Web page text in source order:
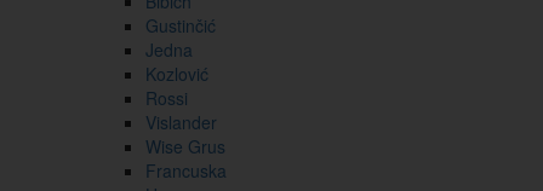
Gustinčić
Jedna
Kozlović
Rossi
Vislander
Wise Grus
Francuska